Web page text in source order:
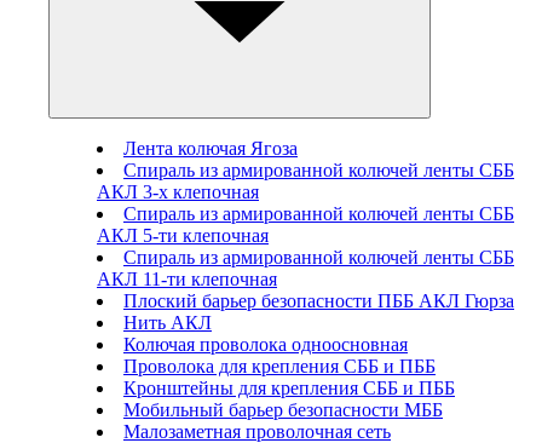
Лента колючая Ягоза
Спираль из армированной колючей ленты СББ
АКЛ 3-х клепочная
Спираль из армированной колючей ленты СББ
АКЛ 5-ти клепочная
Спираль из армированной колючей ленты СББ
АКЛ 11-ти клепочная
Плоский барьер безопасности ПББ АКЛ Гюрза
Нить АКЛ
Колючая проволока одноосновная
Проволока для крепления СББ и ПББ
Кронштейны для крепления СББ и ПББ
Мобильный барьер безопасности МББ
Малозаметная проволочная сеть